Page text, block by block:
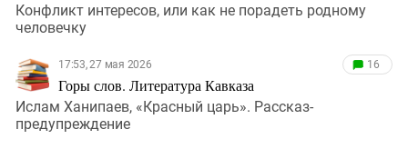
Конфликт интересов, или как не порадеть родному
человечку
17:53, 27 мая 2026
Горы слов. Литература Кавказа
16
Ислам Ханипаев, «Красный царь». Рассказ-
предупреждение